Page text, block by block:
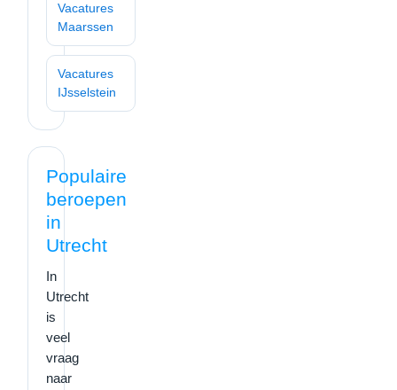
Vacatures
Maarssen
Vacatures
IJsselstein
Populaire
beroepen
in
Utrecht
In
Utrecht
is
veel
vraag
naar